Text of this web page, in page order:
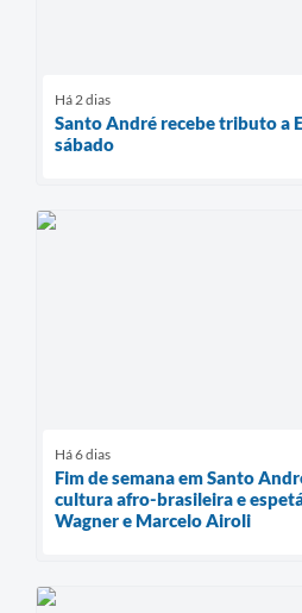
Há 2 dias
Santo André recebe tributo a
sábado
Há 6 dias
Fim de semana em Santo
cultura afro-brasileira e
Wagner e Marcelo Airoli